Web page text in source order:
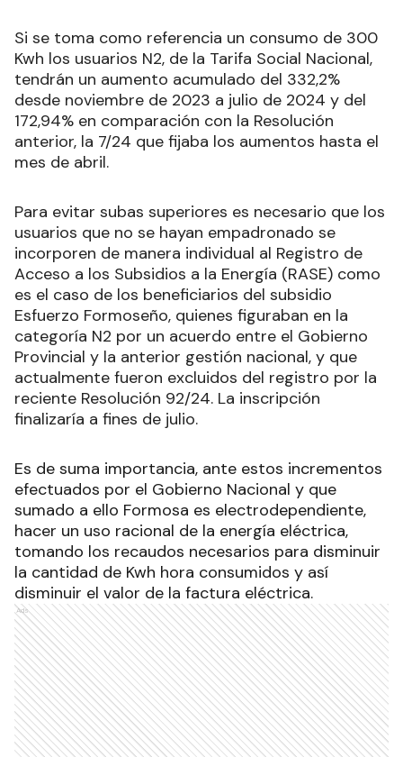
Si se toma como referencia un consumo de 300
Kwh los usuarios N2, de la Tarifa Social Nacional,
tendrán un aumento acumulado del 332,2%
desde noviembre de 2023 a julio de 2024 y del
172,94% en comparación con la Resolución
anterior, la 7/24 que fijaba los aumentos hasta el
mes de abril.
Para evitar subas superiores es necesario que los
usuarios que no se hayan empadronado se
incorporen de manera individual al Registro de
Acceso a los Subsidios a la Energía (RASE) como
es el caso de los beneficiarios del subsidio
Esfuerzo Formoseño, quienes figuraban en la
categoría N2 por un acuerdo entre el Gobierno
Provincial y la anterior gestión nacional, y que
actualmente fueron excluidos del registro por la
reciente Resolución 92/24. La inscripción
finalizaría a fines de julio.
Es de suma importancia, ante estos incrementos
efectuados por el Gobierno Nacional y que
sumado a ello Formosa es electrodependiente,
hacer un uso racional de la energía eléctrica,
tomando los recaudos necesarios para disminuir
la cantidad de Kwh hora consumidos y así
disminuir el valor de la factura eléctrica.
Ads